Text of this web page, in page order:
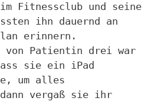
Fitnessclub und seine
ihn dauernd an
erinnern.
von Patientin drei war
sie ein iPad
um alles
vergaß sie ihr